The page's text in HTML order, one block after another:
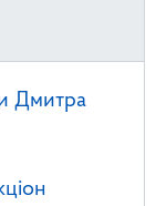
Дмитра